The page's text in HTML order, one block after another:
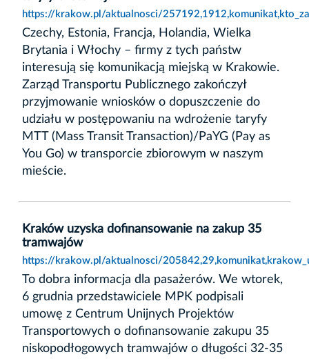
https://krakow.pl/aktualnosci/
Czechy, Estonia, Francja, Holandia, Wielka
Brytania i Włochy – firmy z tych państw
interesują się komunikacją miejską w Krakowie.
Zarząd Transportu Publicznego zakończył
przyjmowanie wniosków o dopuszczenie do
udziału w postępowaniu na wdrożenie taryfy
MTT (Mass Transit Transaction)/PaYG (Pay as
You Go) w transporcie zbiorowym w naszym
mieście.
Kraków uzyska dofinansowanie na zakup 35
tramwajów
https://krakow.pl/aktualnosci/
To dobra informacja dla pasażerów. We wtorek,
6 grudnia przedstawiciele MPK podpisali
umowę z Centrum Unijnych Projektów
Transportowych o dofinansowanie zakupu 35
niskopodłogowych tramwajów o długości 32-35